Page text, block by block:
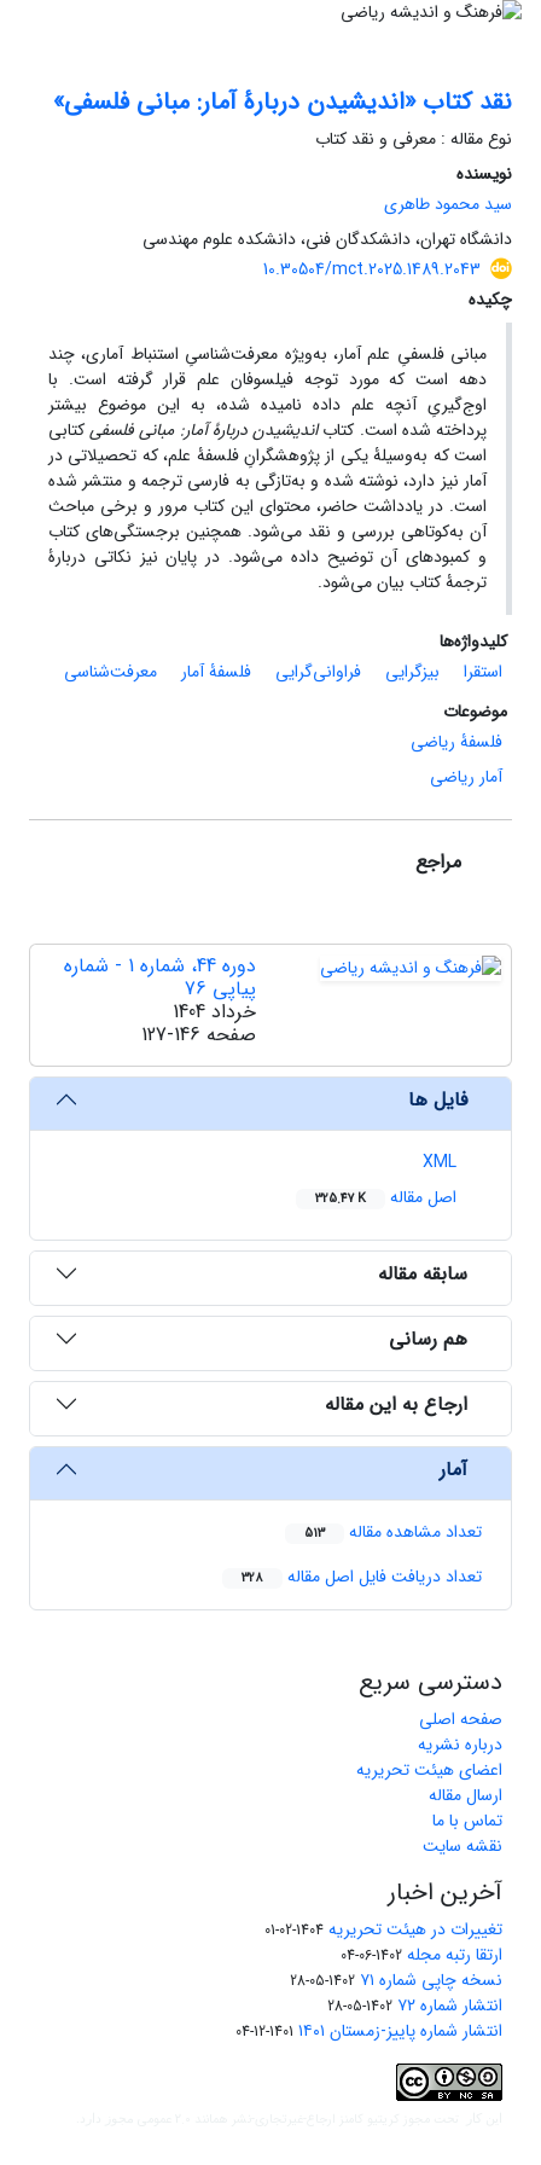
نقد کتاب «اندیشیدن دربارۀ آمار: مبانی فلسفی»
نوع مقاله : معرفی و نقد کتاب
نویسنده
سید محمود طاهری
دانشگاه تهران، دانشکدگان فنی، دانشکده علوم مهندسی
10.30504/mct.2025.1489.2043
چکیده
مبانی فلسفیِ علم آمار، به‌ویژه معرفت‌شناسیِ استنباط آماری، چند
دهه است که مورد توجه فیلسوفان علم قرار گرفته است. با
اوج‌گیریِ آنچه علم داده نامیده شده، به این موضوع بیشتر
پرداخته شده است. کتاباندیشیدن دربارۀ آمار: مبانی فلسفیکتابی
است که به‌وسیلۀ یکی از پژوهشگرانِ فلسفۀ علم، که تحصیلاتی در
آمار نیز دارد، نوشته شده و به‌تازگی به فارسی ترجمه و منتشر شده
است. در یادداشت حاضر، محتوای این کتاب مرور و برخی مباحث
آن به‌کوتاهی بررسی و نقد می‌شود. همچنین برجستگی‌های کتاب
و کمبودهای آن توضیح داده می‌شود. در پایان نیز نکاتی دربارۀ
ترجمۀ کتاب بیان می‌شود.
کلیدواژه‌ها
استقرا
بیزگرایی فراوانی‌گرایی فلسفۀ آمار
معرفت‌شناسی
موضوعات
فلسفۀ ریاضی
آمار ریاضی
مراجع
دوره 44، شماره 1 - شماره
پیاپی 76
خرداد 1404
صفحه 127-146
فایل ها
XML
اصل مقاله
325.47 K
سابقه مقاله
هم رسانی
ارجاع به این مقاله
آمار
تعداد مشاهده مقاله 513
تعداد دریافت فایل اصل مقاله 328
دسترسی سریع
صفحه اصلی
درباره نشریه
اعضای هیئت تحریریه
ارسال مقاله
تماس با ما
نقشه سایت
آخرین اخبار
تغییرات در هیئت تحریریه 1404-02-01
ارتقا رتبه مجله 1402-06-04
نسخه چاپی شماره ۷۱ 1402-05-28
انتشار شماره ۷۲ 1402-05-28
انتشار شماره پاییز-زمستان ۱۴۰۱ 1401-12-04